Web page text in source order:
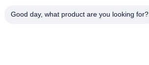
Good day, what product are you looking for?